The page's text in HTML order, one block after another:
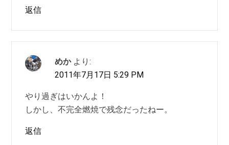
返信
めか より:
2011年7月17日 5:29 PM
やり過ぎはいかんよ！
しかし、不完全燃焼で残念だったねー。
返信